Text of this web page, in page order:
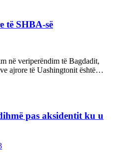
të SHBA-së
në veriperëndim të Bagdadit,
ajrore të Uashingtonit është…
pas aksidentit ku u